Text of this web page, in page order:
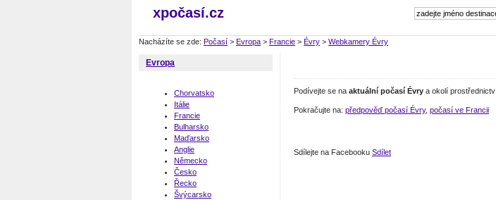
xpočasí.cz
Nacházíte se zde: Počasí > Evropa > Francie > Évry > Webkamery Évry
Evropa
Chorvatsko
Itálie
Francie
Bulharsko
Maďarsko
Anglie
Německo
Česko
Řecko
Švýcarsko
Podívejte se na aktuální počasí Évry a okolí
Pokračujte na: předpověď počasí Évry, počasí ve Francii
Sdílejte na Facebooku Sdílet